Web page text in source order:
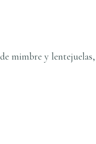
mimbre y lentejuelas,